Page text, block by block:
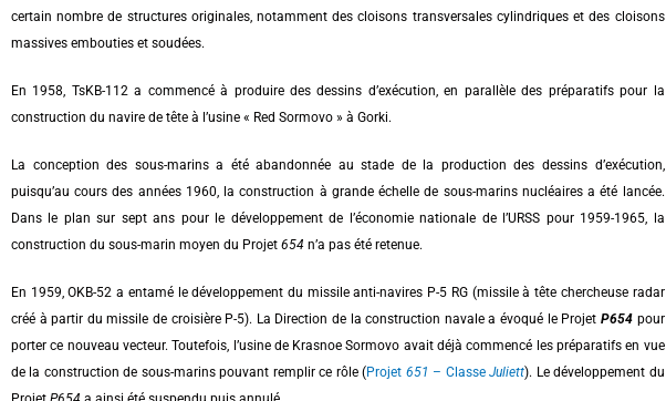
certain nombre de structures originales, notamment des cloisons transversales cylindriques et des cloisons
massives embouties et soudées.
En 1958, TsKB-112 a commencé à produire des dessins d’exécution, en parallèle des préparatifs pour la
construction du navire de tête à l’usine « Red Sormovo » à Gorki.
La conception des sous-marins a été abandonnée au stade de la production des dessins d’exécution,
puisqu’au cours des années 1960, la construction à grande échelle de sous-marins nucléaires a été lancée.
Dans le plan sur sept ans pour le développement de l’économie nationale de l’URSS pour 1959-1965, la
construction du sous-marin moyen du Projet 654 n’a pas été retenue.
En 1959, OKB-52 a entamé le développement du missile anti-navires P-5 RG (missile à tête chercheuse radar
créé à partir du missile de croisière P-5). La Direction de la construction navale a évoqué le Projet P654pour
porter ce nouveau vecteur. Toutefois, l’usine de Krasnoe Sormovo avait déjà commencé les préparatifs en vue
de la construction de sous-marins pouvant remplir ce rôle (Projet 651 – ClasseJuliett). Le développement du